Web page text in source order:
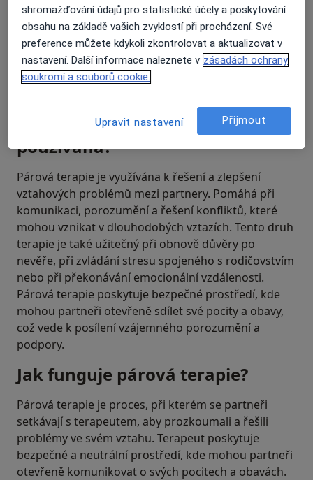
K čemu je párová terapie
používána?
Párová terapie je využívána k řešení a zlepšení
vztahových problémů mezi partnery. Pomáhá při
komunikaci, porozumění a řešení konfliktů, které
mohou vznikat v dlouhodobých vztazích. Tento druh
terapie je také užitečný při obnově důvěry po
nevěře, při zvládání stresu spojeného s rodičovstvím
nebo při překonávání emocionální vzdálenosti.
Párová terapie poskytuje bezpečné prostředí, kde
mohou partneři otevřeně sdílet své pocity a obavy,
což vede k posílení vzájemného porozumění a
podpory.
Jak funguje párová terapie?
Párová terapie je proces, při kterém se partneři
setkávají s terapeutem, aby prozkoumali a řešili
problémy ve svém vztahu. Terapeut poskytuje
bezpečné a neutrální prostředí, kde mohou partneři
otevřeně komunikovat o svých pocitech a obavách.
shromažďování údajů pro statistické účely a poskytování
obsahu na základě vašich zvyklostí při procházení. Své
preference můžete kdykoli zkontrolovat a aktualizovat v
nastavení. Další informace naleznete v zásadách ochrany
soukromí a souborů cookie.
Upravit nastavení Přijmout